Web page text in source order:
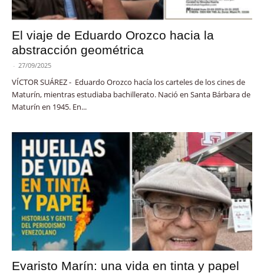
El viaje de Eduardo Orozco hacia la
abstracción geométrica
- 27/09/2025
VÍCTOR SUÁREZ - Eduardo Orozco hacía los carteles de los cines de
Maturín, mientras estudiaba bachillerato. Nació en Santa Bárbara de
Maturín en 1945. En...
Evaristo Marín: una vida en tinta y papel